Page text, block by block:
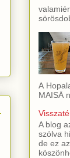
A
MAISĀ
A blog
szólva
de ez